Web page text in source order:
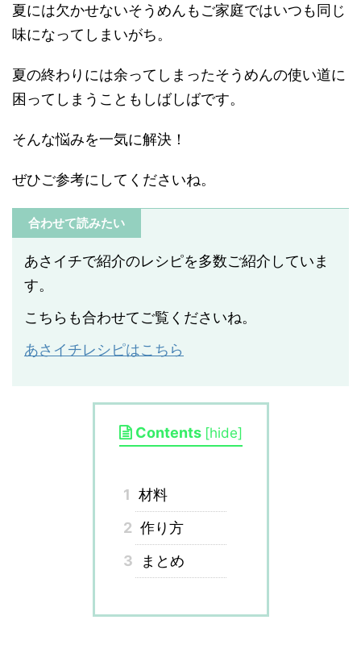
夏には欠かせないそうめんもご家庭ではいつも同じ
味になってしまいがち。
夏の終わりには余ってしまったそうめんの使い道に
困ってしまうこともしばしばです。
そんな悩みを一気に解決！
ぜひご参考にしてくださいね。
合わせて読みたい
あさイチで紹介のレシピを多数ご紹介していま
す。
こちらも合わせてご覧くださいね。
あさイチレシピはこちら
Contents [hide]
1 材料
2 作り方
3
まとめ